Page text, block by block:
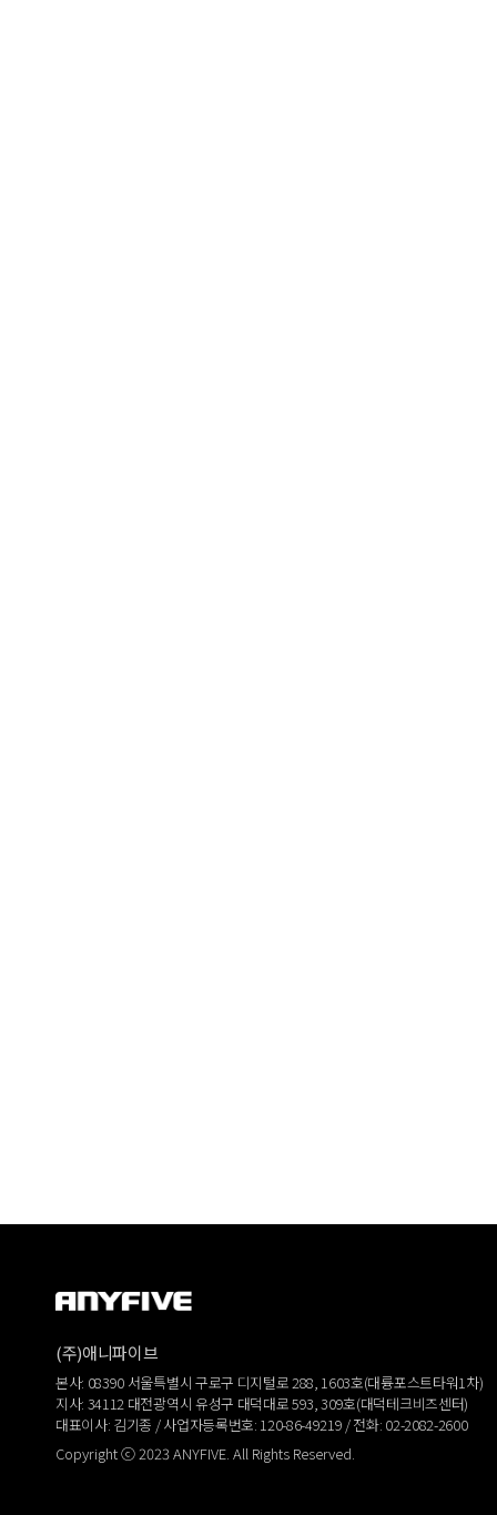
(주)애니파이브
본사: 08390 서울특별시 구로구 디지털로 288, 1603호(대륭포스트타워1차)
지사: 34112 대전광역시 유성구 대덕대로 593, 309호(대덕테크비즈센터)
대표이사: 김기종 / 사업자등록번호: 120-86-49219 / 전화: 02-2082-2600
Copyright ⓒ 2023 ANYFIVE. All Rights Reserved.